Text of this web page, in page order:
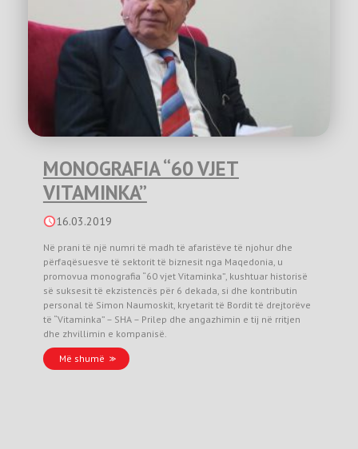
MONOGRAFIA “60 VJET
VITAMINKA”
16.03.2019
Në prani të një numri të madh të afaristëve të njohur dhe
përfaqësuesve të sektorit të biznesit nga Maqedonia, u
promovua monografia “60 vjet Vitaminka”, kushtuar historisë
së suksesit të ekzistencës për 6 dekada, si dhe kontributin
personal të Simon Naumoskit, kryetarit të Bordit të drejtorëve
të “Vitaminka” – SHA – Prilep dhe angazhimin e tij në rritjen
dhe zhvillimin e kompanisë.
Më shumë